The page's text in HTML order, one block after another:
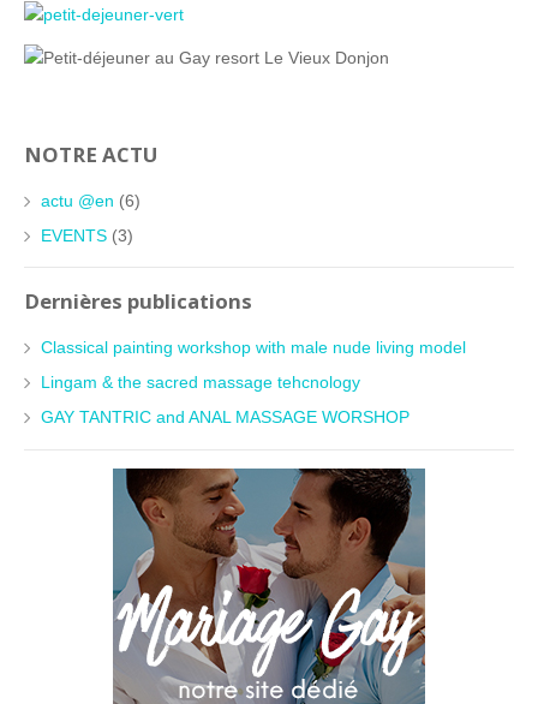
NOTRE ACTU
actu @en (6)
EVENTS (3)
Dernières publications
Classical painting workshop with male nude living model
Lingam & the sacred massage tehcnology
GAY TANTRIC and ANAL MASSAGE WORSHOP